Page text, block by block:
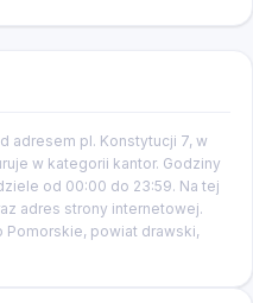
adresem pl. Konstytucji 7, w
w kategorii kantor. Godziny
od 00:00 do 23:59. Na tej
adres strony internetowej.
Pomorskie, powiat drawski,